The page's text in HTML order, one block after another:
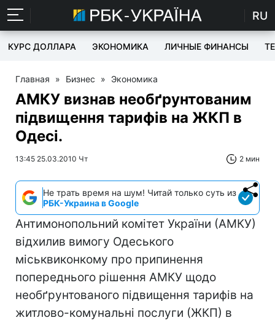
RU
КУРС ДОЛЛАРА ЭКОНОМИКА ЛИЧНЫЕ ФИНАНСЫ
Главная » Бизнес » Экономика
АМКУ визнав необґрунтованим
підвищення тарифів на ЖКП в
Одесі.
13:45 25.03.2010 Чт 2 мин
Не трать время на шум! Читай только суть из
РБК-Украина в Google
Антимонопольний комітет України (АМКУ)
відхилив вимогу Одеського
міськвиконкому про припинення
попереднього рішення АМКУ щодо
необґрунтованого підвищення тарифів на
житлово-комунальні послуги (ЖКП) в